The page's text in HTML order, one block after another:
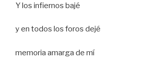
Y los infiernos bajé
y en todos los foros dejé
memoria amarga de mí